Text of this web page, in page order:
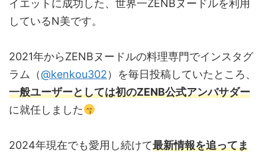
イエットに成功した、世界一ZENBヌードルを利用
しているN美です。
2021年からZENBヌードルの料理専門でインスタグ
ラム（@kenkou302）を毎日投稿していたところ、
一般ユーザーとしては初のZENB公式アンバサダー
に就任しました
2024年現在でも愛用し続けて最新情報を追ってま